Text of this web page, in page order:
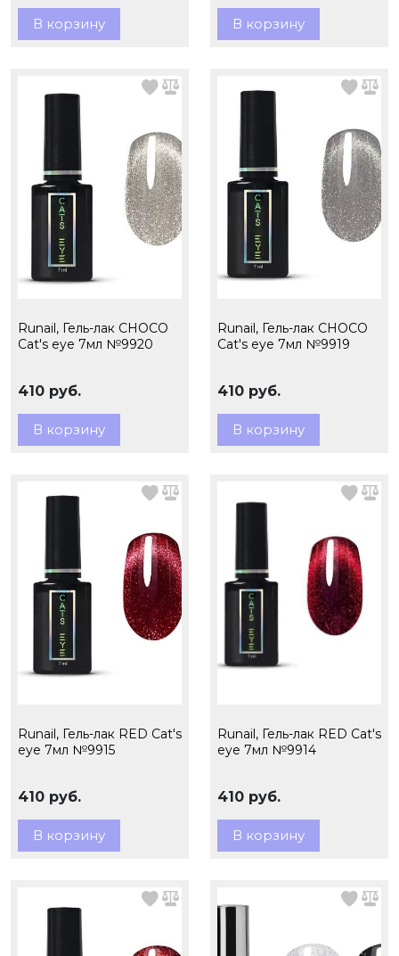
В корзину В корзину
Runail, Гель-лак CHOCO
Cat's eye 7мл №9920
410 руб.
В корзину
Runail, Гель-лак CHOCO
Cat's eye 7мл №9919
410 руб.
В корзину
Runail, Гель-лак RED Cat's
eye 7мл №9915
410 руб.
В корзину
Runail, Гель-лак RED Cat's
eye 7мл №9914
410 руб.
В корзину